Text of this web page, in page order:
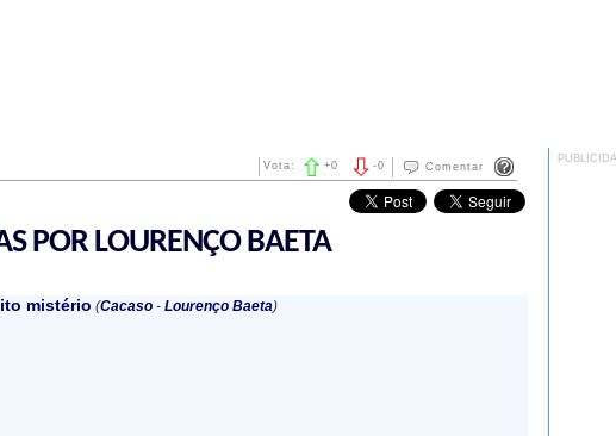
Comentar
-0
Vota: +0
POR LOURENÇO BAETA
mistério (Cacaso- Lourenço Baeta)